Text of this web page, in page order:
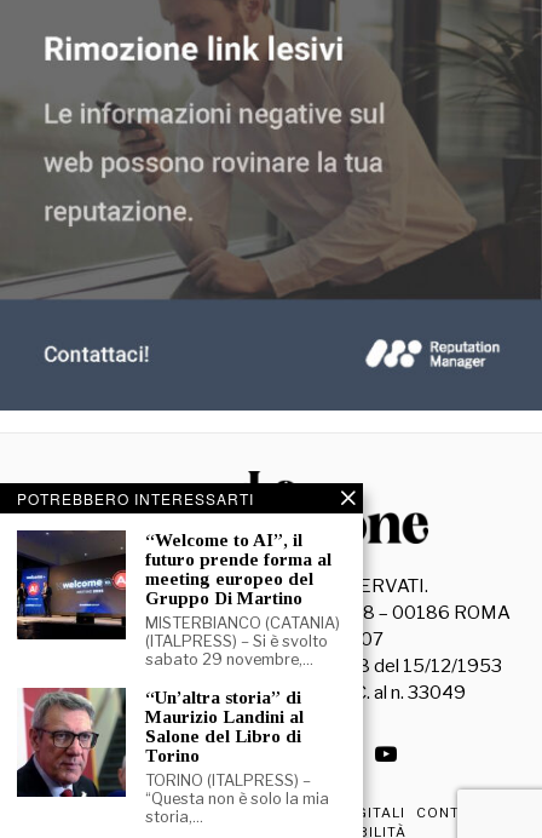
© 2026- TUTTI I DIRITTI RISERVATI.
La Discussione S.r.l. – Piazza Capranica, 78 – 00186 ROMA
C.F. e P. IVA 15045971007
Registrazione Tribunale di Roma n. 3628 del 15/12/1953
La società editrice è iscritta al R.O.C. al n. 33049
PRIVACY & COOKIE POLICY EDIZIONI DIGITALI
CONTATTI
DICHIARAZIONE DI ACCESSIBILITÀ
POTREBBERO INTERESSARTI
“Welcome to AI”, il
futuro prende forma al
meeting europeo del
Gruppo Di Martino
MISTERBIANCO (CATANIA)
(ITALPRESS) – Si è svolto
sabato 29 novembre,…
“Un’altra storia” di
Maurizio Landini al
Salone del Libro di
Torino
TORINO (ITALPRESS) –
“Questa non è solo la mia
storia,…